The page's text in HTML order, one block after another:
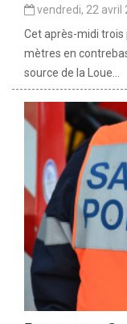
vendredi, 22 avril
Cet après-midi
mètres en
source de la Loue...